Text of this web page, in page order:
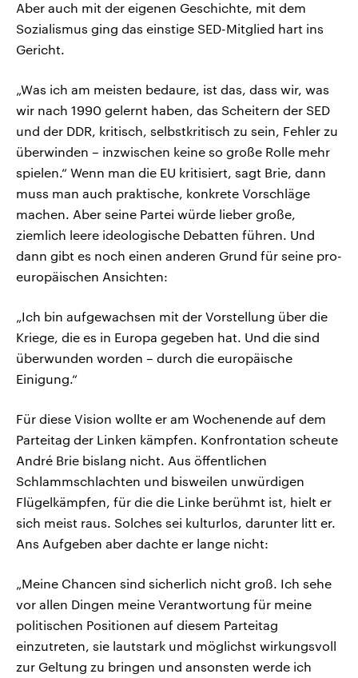
Aber auch mit der eigenen Geschichte, mit dem
Sozialismus ging das einstige SED-Mitglied hart ins
Gericht.
„Was ich am meisten bedaure, ist das, dass wir, was
wir nach 1990 gelernt haben, das Scheitern der SED
und der DDR, kritisch, selbstkritisch zu sein, Fehler zu
überwinden – inzwischen keine so große Rolle mehr
spielen.“ Wenn man die EU kritisiert, sagt Brie, dann
muss man auch praktische, konkrete Vorschläge
machen. Aber seine Partei würde lieber große,
ziemlich leere ideologische Debatten führen. Und
dann gibt es noch einen anderen Grund für seine pro-
europäischen Ansichten:
„Ich bin aufgewachsen mit der Vorstellung über die
Kriege, die es in Europa gegeben hat. Und die sind
überwunden worden – durch die europäische
Einigung.“
Für diese Vision wollte er am Wochenende auf dem
Parteitag der Linken kämpfen. Konfrontation scheute
André Brie bislang nicht. Aus öffentlichen
Schlammschlachten und bisweilen unwürdigen
Flügelkämpfen, für die die Linke berühmt ist, hielt er
sich meist raus. Solches sei kulturlos, darunter litt er.
Ans Aufgeben aber dachte er lange nicht:
„Meine Chancen sind sicherlich nicht groß. Ich sehe
vor allen Dingen meine Verantwortung für meine
politischen Positionen auf diesem Parteitag
einzutreten, sie lautstark und möglichst wirkungsvoll
zur Geltung zu bringen und ansonsten werde ich